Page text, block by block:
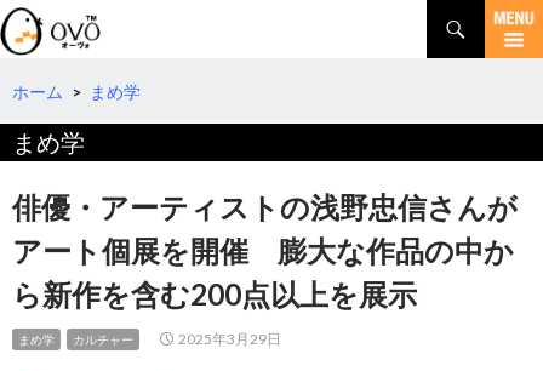
検
索
コ
テ
へ
ホーム > まめ学
まめ学
俳優・アーティストの浅野忠信さんが
アート個展を開催 膨大な作品の中か
ら新作を含む200点以上を展示
まめ学 カルチャー 2025年3月29日